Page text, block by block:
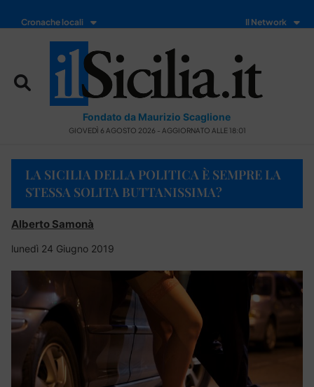
Cronache locali Il Network
Fondato da Maurizio Scaglione
GIOVEDÌ 6 AGOSTO 2026 - AGGIORNATO ALLE 18:01
LA SICILIA DELLA POLITICA È SEMPRE LA
STESSA SOLITA BUTTANISSIMA?
Alberto Samonà
lunedì 24 Giugno 2019